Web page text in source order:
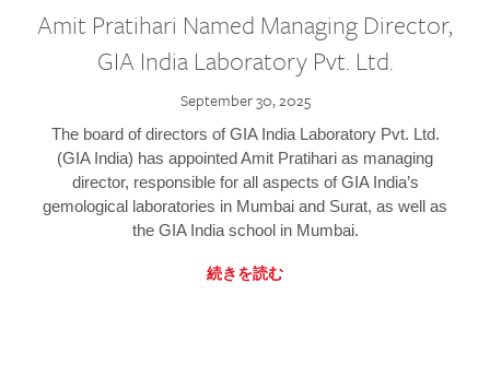
Amit Pratihari Named Managing Director,
GIA India Laboratory Pvt. Ltd.
September 30, 2025
The board of directors of GIA India Laboratory Pvt. Ltd.
(GIA India) has appointed Amit Pratihari as managing
director, responsible for all aspects of GIA India’s
gemological laboratories in Mumbai and Surat, as well as
the GIA India school in Mumbai.
続きを読む